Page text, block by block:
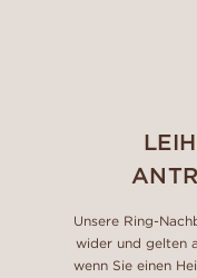
Unsere Ring-
wider und gelten
wenn Sie einen